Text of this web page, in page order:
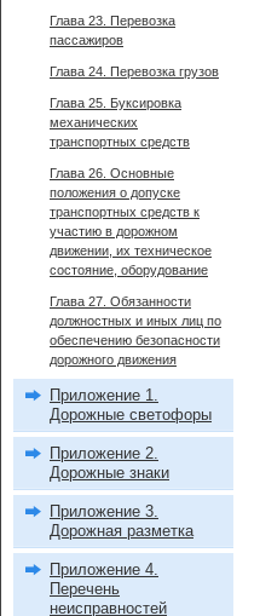
Глава 23. Перевозка
пассажиров
Глава 24. Перевозка грузов
Глава 25. Буксировка
механических
транспортных средств
Глава 26. Основные
положения о допуске
транспортных средств к
участию в дорожном
движении, их техническое
состояние, оборудование
Глава 27. Обязанности
должностных и иных лиц по
обеспечению безопасности
дорожного движения
Приложение 1.
Дорожные светофоры
Приложение 2.
Дорожные знаки
Приложение 3.
Дорожная разметка
Приложение 4.
Перечень
неисправностей